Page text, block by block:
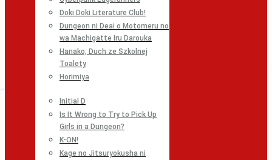
Doki Doki Literature Club!
Dungeon ni Deai o Motomeru no
wa Machigatte Iru Darouka
Hanako, Duch ze Szkolnej
Toalety
Horimiya
Initial D
Is It Wrong to Try to Pick Up
Girls in a Dungeon?
K-ON!
Kage no Jitsuryokusha ni